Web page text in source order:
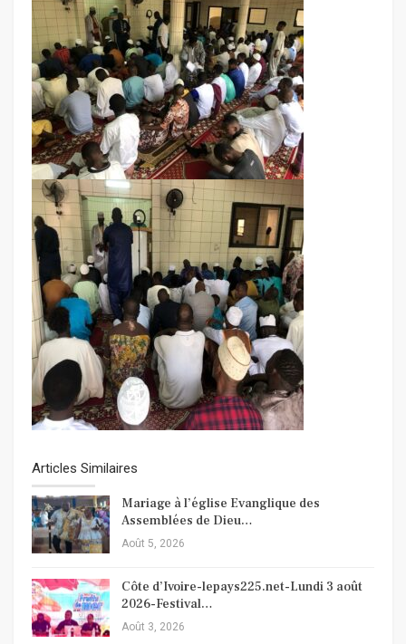
Articles Similaires
Mariage à l’église Evanglique des
Assemblées de Dieu…
Août 5, 2026
Côte d’Ivoire-lepays225.net-Lundi 3 août
2026-Festival…
Août 3, 2026